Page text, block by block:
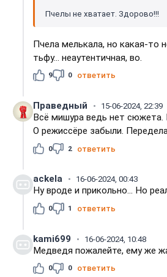
Пчелы не хватает. Здорово!!!
Пчела мелькала, но какая-то
тьфу... неаутентичная, во.
9 0 ответить
Праведный 15-06-2024, 22:39
Всё мишура ведь нет сюжета.
О режиссёре забыли.
0 2 ответить
ackela 16-06-2024, 00:43
Ну вроде и прикольно... Но
0 1 ответить
kami699 16-06-2024, 10:48
Медведя пожалейте, ему же
0 0 ответить